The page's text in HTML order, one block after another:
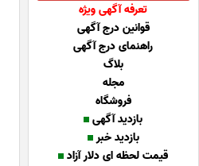
تعرفه آگهی ویژه
قوانین درج آگهی
راهنمای درج آگهی
بلاگ
مجله
فروشگاه
بازدید آگهی
بازدید خبر
قیمت لحظه ای دلار آزاد